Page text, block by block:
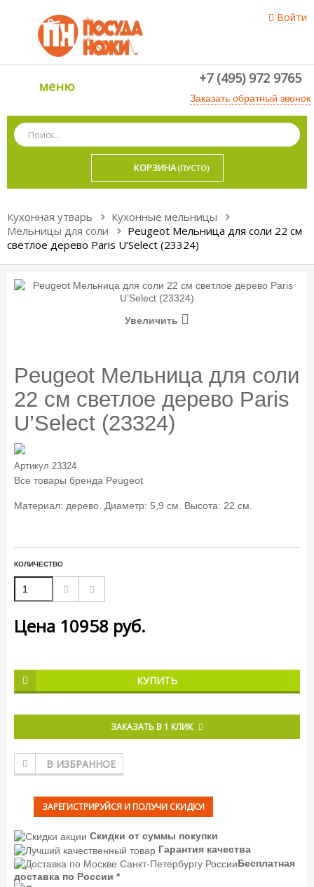
Войти
меню +7 (495) 972 9765
Заказать обратный звонок
КОРЗИНА (ПУСТО)
Кухонная утварь
Кухонные мельницы
Мельницы для соли
Peugeot Мельница для соли 22 см
светлое дерево Paris U’Select (23324)
Увеличить
Peugeot Мельница для соли
22 см светлое дерево Paris
U’Select (23324)
Артикул 23324
Все товары бренда Peugeot
Материал: дерево. Диаметр: 5,9 см. Высота: 22 см.
КОЛИЧЕСТВО
Цена 10958 руб.
КУПИТЬ
ЗАКАЗАТЬ В 1 КЛИК
В ИЗБРАННОЕ
ЗАРЕГИСТРИРУЙСЯ И ПОЛУЧИ СКИДКУ!
Скидки от суммы покупки
Гарантия качества
Бесплатная
доставка по России *